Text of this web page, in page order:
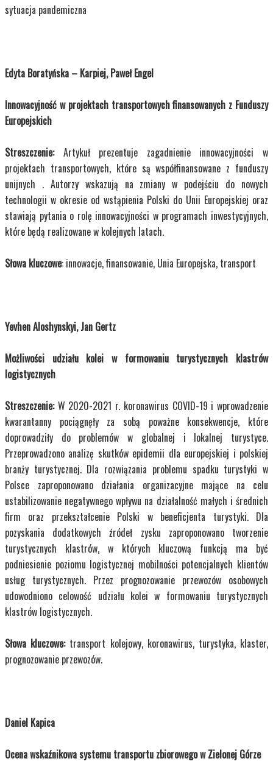
sytuacja pandemiczna
Edyta Boratyńska – Karpiej, Paweł Engel
Innowacyjność w projektach transportowych finansowanych z Funduszy
Europejskich
Streszczenie:Artykuł prezentuje zagadnienie innowacyjności w
projektach transportowych, które są współfinansowane z funduszy
unijnych . Autorzy wskazują na zmiany w podejściu do nowych
technologii w okresie od wstąpienia Polski do Unii Europejskiej oraz
stawiają pytania o rolę innowacyjności w programach inwestycyjnych,
które będą realizowane w kolejnych latach.
Słowa kluczowe: innowacje, finansowanie, Unia Europejska, transport
Yevhen Aloshynskyi, Jan Gertz
Możliwości udziału kolei w formowaniu turystycznych klastrów
logistycznych
Streszczenie: W 2020-2021 r. koronawirus COVID-19 i wprowadzenie
kwarantanny pociągnęły za sobą poważne konsekwencje, które
doprowadziły do problemów w globalnej i lokalnej turystyce.
Przeprowadzono analizę skutków epidemii dla europejskiej i polskiej
branży turystycznej. Dla rozwiązania problemu spadku turystyki w
Polsce zaproponowano działania organizacyjne mające na celu
ustabilizowanie negatywnego wpływu na działalność małych i średnich
firm oraz przekształcenie Polski w beneficjenta turystyki. Dla
pozyskania dodatkowych źródeł zysku zaproponowano tworzenie
turystycznych klastrów, w których kluczową funkcją ma być
podniesienie poziomu logistycznej mobilności potencjalnych klientów
usług turystycznych. Przez prognozowanie przewozów osobowych
udowodniono celowość udziału kolei w formowaniu turystycznych
klastrów logistycznych.
Słowa kluczowe: transport kolejowy, koronawirus, turystyka, klaster,
prognozowanie przewozów.
Daniel Kapica
Ocena wskaźnikowa systemu transportu zbiorowego w Zielonej Górze